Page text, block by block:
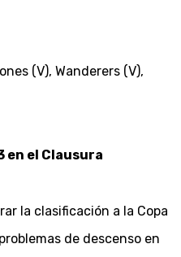
(V), Wanderers (V),
en el Clausura
la clasificación a la Copa
de descenso en